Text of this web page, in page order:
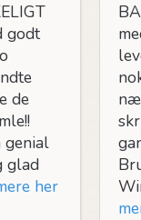
godt
de
genial
glad
her